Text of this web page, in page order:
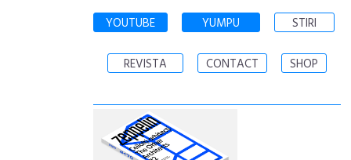
YOUTUBE YUMPU STIRI
REVISTA CONTACT SHOP